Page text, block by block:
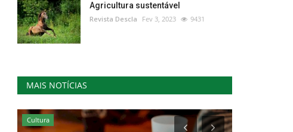
Agricultura sustentável
Revista Descla Fev 3, 2023 9431
MAIS NOTÍCIAS
Cultura